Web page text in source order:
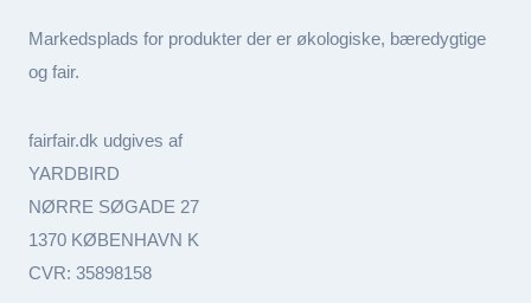
Markedsplads for produkter der er økologiske, bæredygtige
og fair.
fairfair.dk udgives af
YARDBIRD
NØRRE SØGADE 27
1370 KØBENHAVN K
CVR: 35898158